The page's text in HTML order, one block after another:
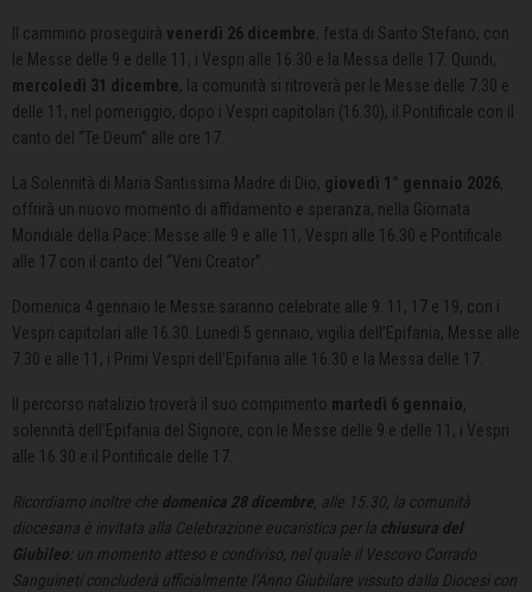
Il cammino proseguirà venerdì 26 dicembre, festa di Santo Stefano, con
le Messe delle 9 e delle 11, i Vespri alle 16.30 e la Messa delle 17. Quindi,
mercoledì 31 dicembre, la comunità si ritroverà per le Messe delle 7.30 e
delle 11; nel pomeriggio, dopo i Vespri capitolari (16.30), il Pontificale con il
canto del “Te Deum” alle ore 17.
La Solennità di Maria Santissima Madre di Dio, giovedì 1° gennaio 2026,
offrirà un nuovo momento di affidamento e speranza, nella Giornata
Mondiale della Pace: Messe alle 9 e alle 11, Vespri alle 16.30 e Pontificale
alle 17 con il canto del “Veni Creator”.
Domenica 4 gennaio le Messe saranno celebrate alle 9. 11, 17 e 19, con i
Vespri capitolari alle 16.30. Lunedì 5 gennaio, vigilia dell’Epifania, Messe alle
7.30 e alle 11, i Primi Vespri dell’Epifania alle 16.30 e la Messa delle 17.
Il percorso natalizio troverà il suo compimento martedì 6 gennaio,
solennità dell’Epifania del Signore, con le Messe delle 9 e delle 11, i Vespri
alle 16.30 e il Pontificale delle 17.
Ricordiamo inoltre che domenica 28 dicembre , alle 15.30, la comunità
diocesana è invitata alla Celebrazione eucaristica per la chiusura del
Giubileo: un momento atteso e condiviso, nel quale il Vescovo Corrado
Sanguineti concluderà ufficialmente l’Anno Giubilare vissuto dalla Diocesi con